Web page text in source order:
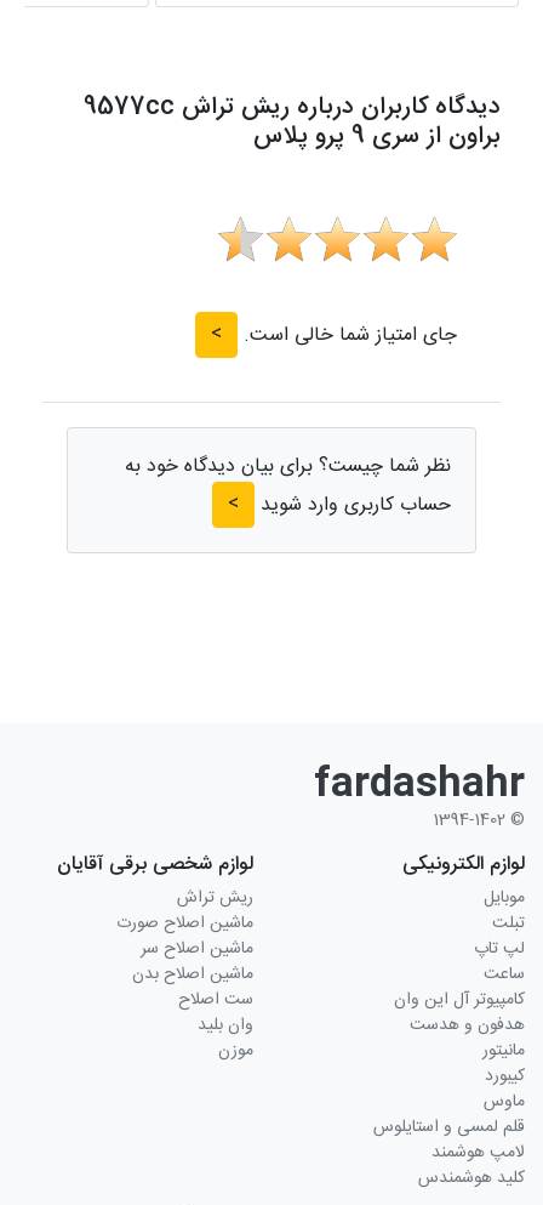
دیدگاه کاربران درباره ریش تراش 9577cc
براون از سری 9 پرو پلاس
جای امتیاز شما خالی است. >
نظر شما چیست؟ برای بیان دیدگاه خود به
حساب کاربری وارد شوید
>
fardashahr
© 1394-1402
لوازم الکترونیکی
موبایل
تبلت
لپ تاپ
ساعت
کامپیوتر آل این وان
هدفون و هدست
مانیتور
کیبورد
ماوس
قلم لمسی و استایلوس
لامپ هوشمند
کلید هوشمندس
لوازم شخصی برقی آقایان
ریش تراش
ماشین اصلاح صورت
ماشین اصلاح سر
ماشین اصلاح بدن
ست اصلاح
وان بلید
موزن